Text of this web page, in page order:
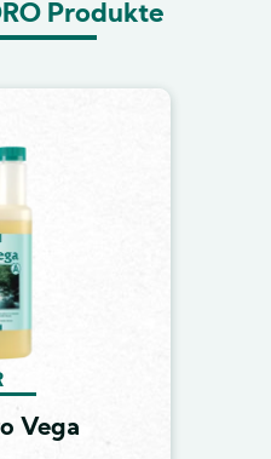
Produkte
Vega